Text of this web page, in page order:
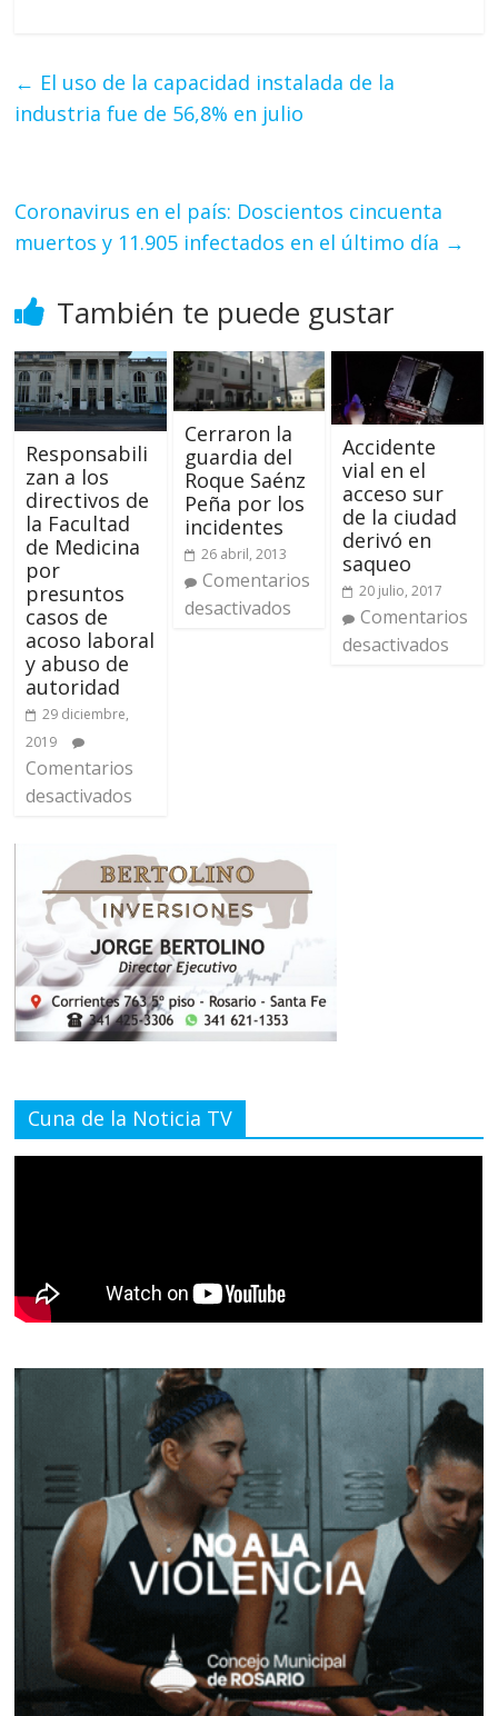
← El uso de la capacidad instalada de la
industria fue de 56,8% en julio
Coronavirus en el país: Doscientos cincuenta
muertos y 11.905 infectados en el último día →
También te puede gustar
Responsabili
zan a los
directivos de
la Facultad
de Medicina
por
presuntos
casos de
acoso laboral
y abuso de
autoridad
29 diciembre,
2019
Comentarios
desactivados
Cerraron la
guardia del
Roque Saénz
Peña por los
incidentes
26 abril, 2013
Comentarios
desactivados
Accidente
vial en el
acceso sur
de la ciudad
derivó en
saqueo
20 julio, 2017
Comentarios
desactivados
Cuna de la Noticia TV